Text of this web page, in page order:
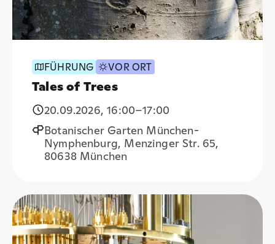
FÜHRUNG VOR ORT
Tales of Trees
20.09.2026,16:00–17:00
Botanischer Garten München-
Nymphenburg, Menzinger Str. 65,
80638 München